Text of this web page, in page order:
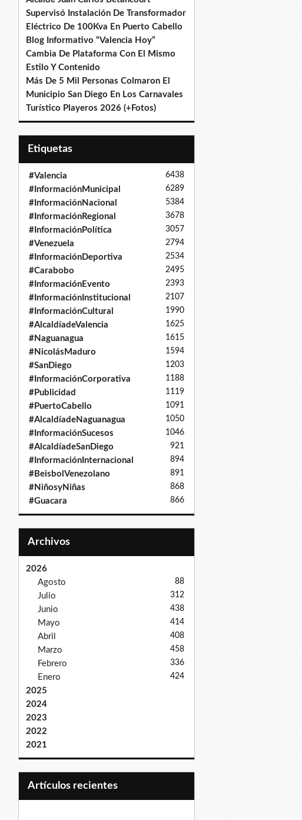
Supervisó Instalación De Transformador
Eléctrico De 100Kva En Puerto Cabello
Blog Informativo “Valencia Hoy”
Cambia De Plataforma Con El Mismo
Estilo Y Contenido
Más De 5 Mil Personas Colmaron El
Municipio San Diego En Los Carnavales
Turístico Playeros 2026 (+Fotos)
Etiquetas
#Valencia 6438
#InformaciónMunicipal 6289
#InformaciónNacional 5384
#InformaciónRegional 3678
#InformaciónPolítica 3057
#Venezuela 2794
#InformaciónDeportiva 2534
#Carabobo 2495
#InformaciónEvento 2393
#InformaciónInstitucional 2107
#InformaciónCultural 1990
#AlcaldíadeValencia 1625
#Naguanagua 1615
#NicolásMaduro 1594
#SanDiego 1203
#InformaciónCorporativa 1188
#Publicidad 1119
#PuertoCabello 1091
#AlcaldíadeNaguanagua 1050
#InformaciónSucesos 1046
#AlcaldíadeSanDiego 921
#InformaciónInternacional 894
#BeisbolVenezolano 891
#NiñosyNiñas 868
#Guacara 866
Archivos
2026
Agosto
88
Julio 312
Junio 438
Mayo 414
Abril 408
Marzo 458
Febrero 336
Enero 424
2025
2024
2023
2022
2021
Artículos recientes